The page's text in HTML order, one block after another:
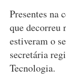
Presentes na
que decorreu
estiveram o
secretária
Tecnologia.